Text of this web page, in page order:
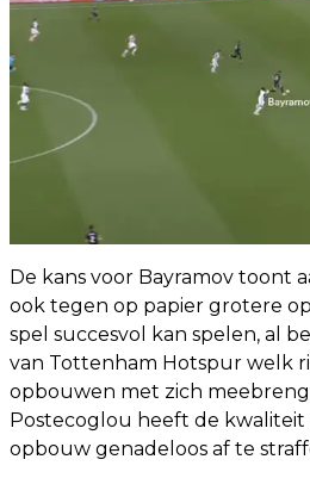
De kans voor Bayramov toont
ook tegen op papier grotere
spel succesvol kan spelen, al
van Tottenham Hotspur welk
opbouwen met zich
Postecoglou heeft de
opbouw genadeloos af te